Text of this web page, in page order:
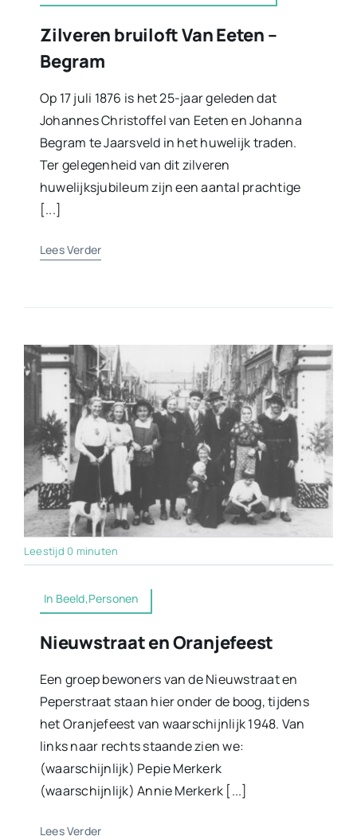
Zilveren bruiloft Van Eeten –
Begram
Op 17 juli 1876 is het 25-jaar geleden dat
Johannes Christoffel van Eeten en Johanna
Begram te Jaarsveld in het huwelijk traden.
Ter gelegenheid van dit zilveren
huwelijksjubileum zijn een aantal prachtige
[...]
Lees Verder
Leestijd 0 minuten
In Beeld,Personen
Nieuwstraat en Oranjefeest
Een groep bewoners van de Nieuwstraat en
Peperstraat staan hier onder de boog, tijdens
het Oranjefeest van waarschijnlijk 1948. Van
links naar rechts staande zien we:
(waarschijnlijk) Pepie Merkerk
(waarschijnlijk) Annie Merkerk [...]
Lees Verder